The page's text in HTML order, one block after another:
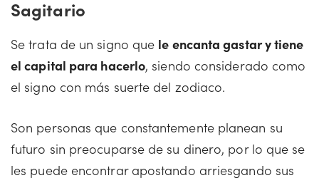
Sagitario
Se trata de un signo que le encanta gastar y tiene
el capital para hacerlo, siendo considerado como
el signo con más suerte del zodiaco.
Son personas que constantemente planean su
futuro sin preocuparse de su dinero, por lo que se
les puede encontrar apostando arriesgando sus